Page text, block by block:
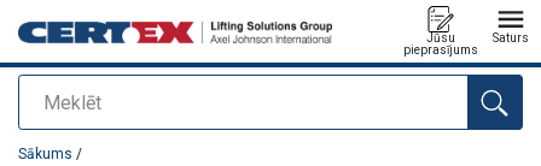
Meklēt
Jūsu
pieprasījums
Saturs
Pievienots jūsu pasūtījumam
Sākums /